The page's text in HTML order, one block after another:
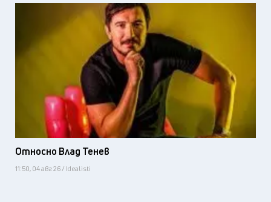
Относно Влад Тенев
11:50, 04 авг 26 / Idealisti